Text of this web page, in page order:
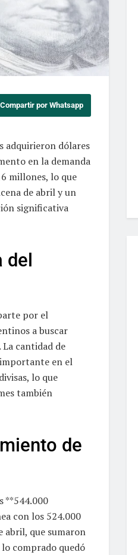
Compartir por Whatsapp
adquirieron dólares
en la demanda
millones, lo que
de abril y un
significativa
del
por el
a buscar
cantidad de
en el
lo que
también
de
**544.000
con los 524.000
abril, que sumaron
comprado quedó